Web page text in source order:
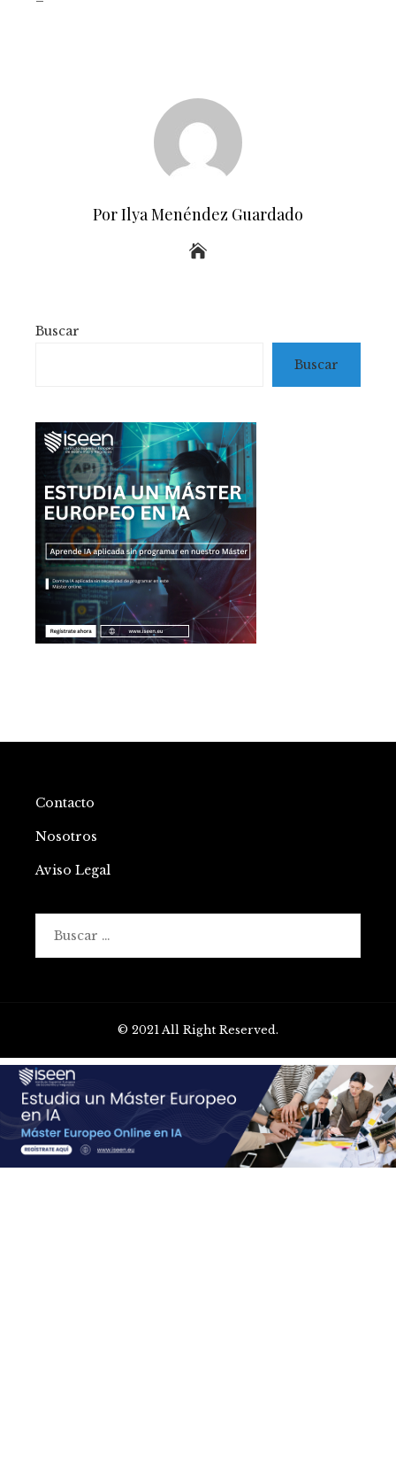
Por Ilya Menéndez Guardado
Buscar
Buscar
Contacto
Nosotros
Aviso Legal
© 2021 All Right Reserved.